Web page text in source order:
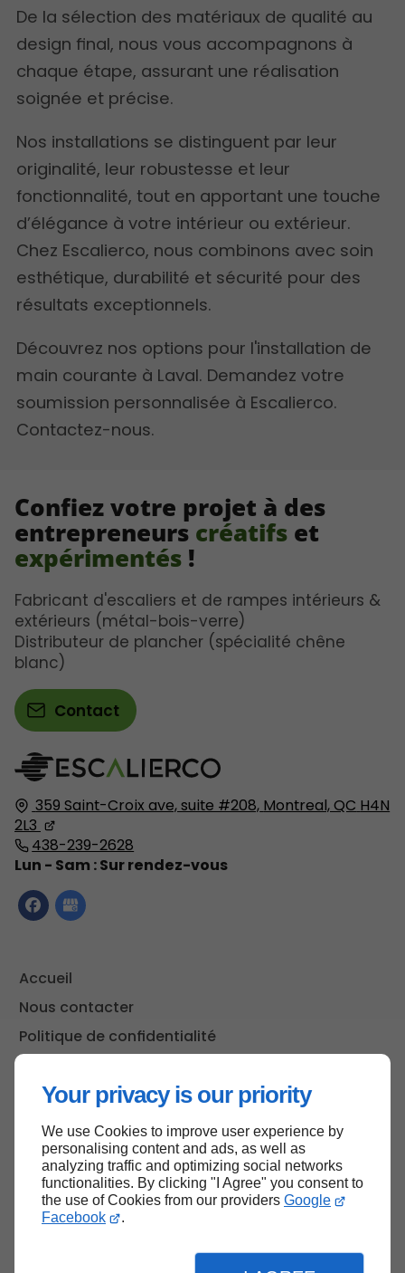
Your privacy is our priority
We use Cookies to improve user experience by
personalising content and ads, as well as
analyzing traffic and optimizing social networks
functionalities. By clicking "I Agree" you consent to
the use of Cookies from our providers Google
Facebook
.
De la sélection des matériaux de qualité au
design final, nous vous accompagnons à
chaque étape, assurant une réalisation
soignée et précise.
Nos installations se distinguent par leur
originalité, leur robustesse et leur
fonctionnalité, tout en apportant une touche
d’élégance à votre intérieur ou extérieur.
Chez Escalierco, nous combinons avec soin
esthétique, durabilité et sécurité pour des
résultats exceptionnels.
Découvrez nos options pour l'installation de
main courante à Laval. Demandez votre
soumission personnalisée à Escalierco.
Contactez-nous.
359 Saint-Croix ave, suite #208, Montreal, QC H4N
2L3
438-239-2628
Lun - Sam : Sur rendez-vous
Accueil
Nous contacter
Politique de confidentialité
Confiez votre projet à des
entrepreneurs créatifs et
expérimentés !
Fabricant d'escaliers et de rampes intérieurs &
extérieurs (métal-bois-verre)
Distributeur de plancher (spécialité chêne
blanc)
Contact
Haut de page